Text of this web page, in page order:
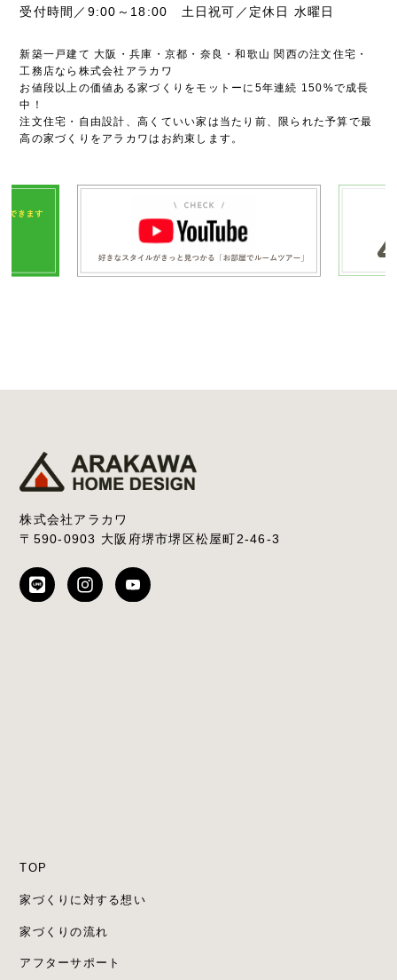
受付時間／9:00～18:00 土日祝可／定休日 水曜日
新築一戸建て 大阪・兵庫・京都・奈良・和歌山 関西の注文住宅・
工務店なら株式会社アラカワ
お値段以上の価値ある家づくりをモットーに5年連続 150%で成長
中！
注文住宅・自由設計、高くていい家は当たり前、限られた予算で最
高の家づくりをアラカワはお約束します。
株式会社アラカワ
〒590-0903 大阪府堺市堺区松屋町2-46-3
TOP
家づくりに対する想い
家づくりの流れ
アフターサポート